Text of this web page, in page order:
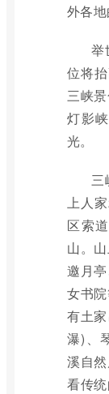
外各地
举
位将
三峡
灯影
光。
三
上人
区索
山。
邀月
女书
有土
瀑)、
溪自
看传